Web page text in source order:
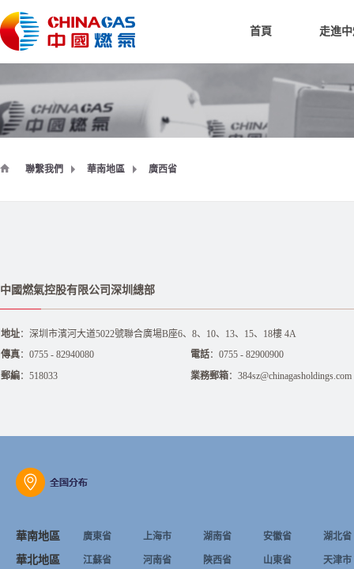
首頁 走進
聯繫我們 華南地區 廣西省
中國燃氣控股有限公司深圳總部
地址：深圳市濱河大道5022號聯合廣場B座6、8、10、13、15、18樓 4A
傳真：0755 - 82940080 電話：0755 - 82900900
郵編：518033 業務郵箱：384sz@chinagasholdings.com
華南地區 廣東省 上海市 湖南省 安徽省 湖北省
華北地區 江蘇省 河南省 陝西省 山東省 天津市